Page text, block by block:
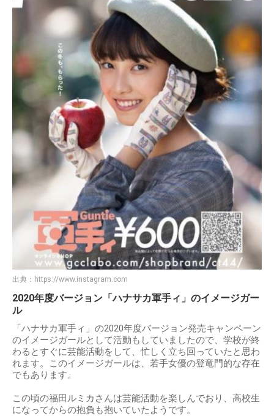
出典： https://www.instagram.com
2020年度バージョン「ハナサカ軍手ィ」のイメージガー
ル
「ハナサカ軍手ィ」の2020年度バージョン発売キャンペーン
のイメージガールとして活動もしていましたので、学校が終
わるとすぐに芸能活動をして、忙しく立ち回っていたと思わ
れます。このイメージガールは、若手女優の登竜門的な存在
でもあります。
この頃の福田ルミカさんは芸能活動を楽しんでおり、高校生
になってからの抱負も抱いていたようです。